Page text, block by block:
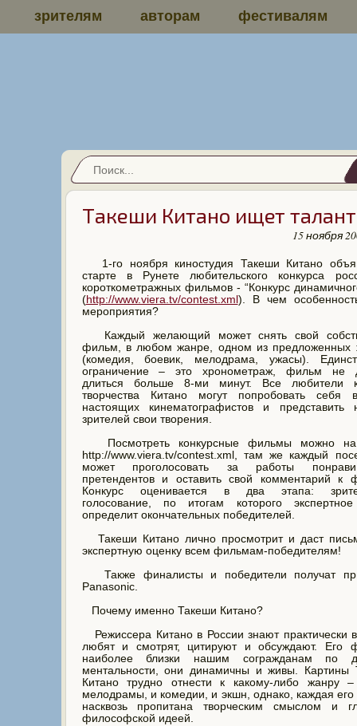
зрителям авторам фестивалям
Такеши Китано ищет
15 ноября
1-го ноября киностудия Такеши Китано
старте в Рунете любительского конкурса
короткометражных фильмов - “Конкурс
(http://www.viera.tv/contest.xml ). В чем
мероприятия?
Каждый желающий может снять свой
фильм, в любом жанре, одном из предложенных
(комедия, боевик, мелодрама, ужасы).
ограничение – это хронометраж, фильм не
длиться больше 8-ми минут. Все любители
творчества Китано могут попробовать себя
настоящих кинематографистов и представить
зрителей свои творения.
Посмотреть конкурсные фильмы можно на
http://www.viera.tv/contest.xml, там же каждый
может проголосовать за работы
претендентов и оставить свой комментарий к
Конкурс оценивается в два этапа:
голосование, по итогам которого
определит окончательных победителей.
Такеши Китано лично просмотрит и даст
экспертную оценку всем фильмам-победителям!
Также финалисты и победители получат
Panasonic.
Почему именно Такеши Китано?
Режиссера Китано в России знают практически
любят и смотрят, цитируют и обсуждают. Его
наиболее близки нашим согражданам по
ментальности, они динамичны и живы. Картины
Китано трудно отнести к какому-либо жанру
мелодрамы, и комедии, и экшн, однако, каждая его
насквозь пропитана творческим смыслом и
философской идеей.